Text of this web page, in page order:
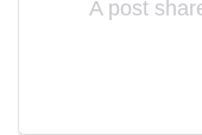
A post